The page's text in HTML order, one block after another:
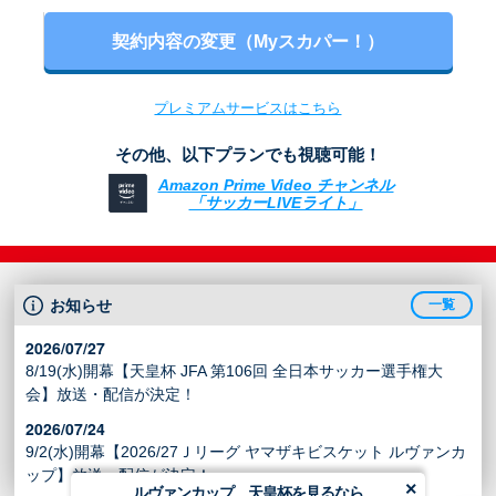
契約内容の変更（Myスカパー！）
プレミアムサービスはこちら
その他、以下プランでも視聴可能！
Amazon Prime Video チャンネル
「サッカーLIVEライト」
ルヴァンカップ、天皇杯を見るなら ×
お知らせ 一覧
2026/07/27
8/19(水)開幕【天皇杯 JFA 第106回 全日本サッカー選手権大
会】放送・配信が決定！
2026/07/24
9/2(水)開幕【2026/27Ｊリーグ ヤマザキビスケット ルヴァンカ
ップ】放送・配信が決定！